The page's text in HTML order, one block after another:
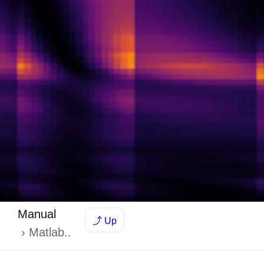
Manual
Matlab..
⤴ Up